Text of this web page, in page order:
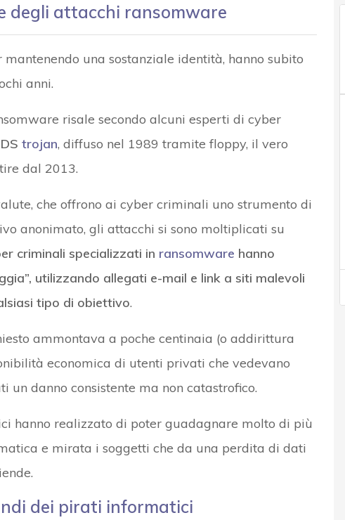
degli attacchi ransomware
una sostanziale identità, hanno subito
anni.
risale secondo alcuni esperti di cyber
trojan, diffuso nel 1989 tramite floppy, il vero
dal 2013.
che offrono ai cyber criminali uno strumento di
anonimato, gli attacchi si sono moltiplicati su
criminali specializzati in ransomware hanno
utilizzando allegati e-mail e link a siti malevoli
tipo di obiettivo.
ammontava a poche centinaia (o addirittura
economica di utenti privati che vedevano
danno consistente ma non catastrofico.
hanno realizzato di poter guadagnare molto di più
e mirata i soggetti che da una perdita di dati
dei pirati informatici